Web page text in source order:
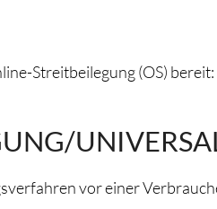
Streitbeilegung (OS) bereit:
vor einer